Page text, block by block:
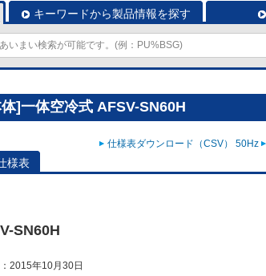
キーワードから製品情報を探す
]一体空冷式 AFSV-SN60H
仕様表ダウンロード（CSV） 50Hz
様表
SN60H
2015年10月30日